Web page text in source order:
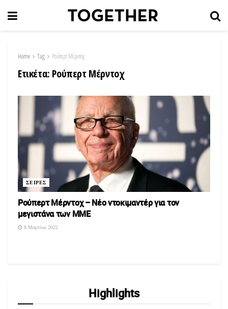
Home Tag Ρούπερτ Μέρντοχ
Ετικέτα: Ρούπερτ Μέρντοχ
ΣΕΙΡΕΣ
Ρούπερτ Μέρντοχ – Νέο ντοκιμαντέρ για τον
μεγιστάνα των ΜΜΕ
8 Μαρτίου 2022
Highlights